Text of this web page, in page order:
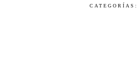
CATEGORÍAS: